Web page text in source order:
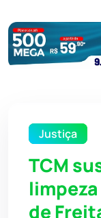
Justiça
TCM
de